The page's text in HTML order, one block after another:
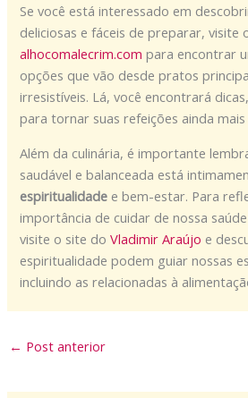
Se você está interessado em
deliciosas e fáceis de preparar, visite
alhocomalecrim.com para encontrar
opções que vão desde pratos
irresistíveis. Lá, você encontrará
para tornar suas refeições ainda mais
Além da culinária, é importante
saudável e balanceada está
espiritualidade e bem-estar. Para
importância de cuidar de nossa
visite o site doVladimir Araújo e
espiritualidade podem guiar nossas
incluindo as relacionadas à
← Post anterior